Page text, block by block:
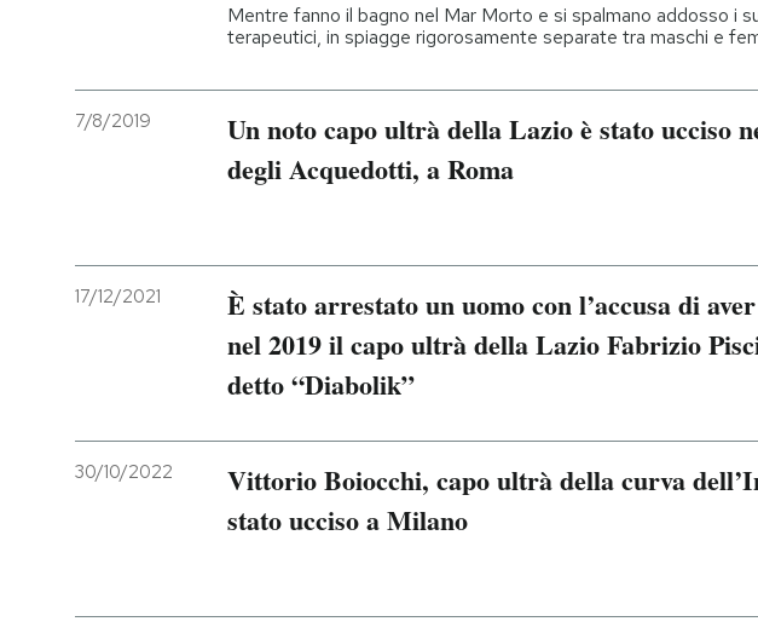
Mentre fanno il bagno nel Mar Morto e si spalmano addosso i
terapeutici, in spiagge rigorosamente separate tra maschi e
7/8/2019
Un noto capo ultrà della Lazio è stato ucciso
degli Acquedotti, a Roma
17/12/2021
È stato arrestato un uomo con l’accusa di
nel 2019 il capo ultrà della Lazio Fabrizio
detto “Diabolik”
30/10/2022
Vittorio Boiocchi, capo ultrà della curva
stato ucciso a Milano